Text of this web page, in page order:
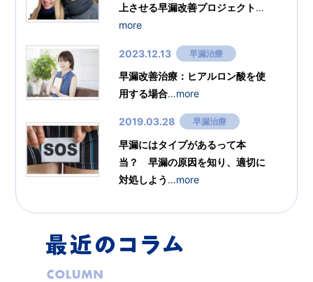
上させる早漏改善プロジェクト…
more
2023.12.13 早漏治療
早漏改善治療：ヒアルロン酸を使
用する場合…more
2019.03.28 早漏治療
早漏にはタイプがあるって本
当？ 早漏の原因を知り、適切に
対処しよう …more